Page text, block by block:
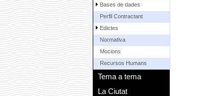
Bases de dades
Perfil Contractant
Edictes
Normativa
Mocions
Recursos Humans
Tema a tema
La Ciutat